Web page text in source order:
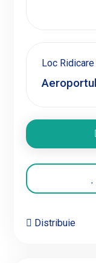
Loc Ridicare
Distribuie